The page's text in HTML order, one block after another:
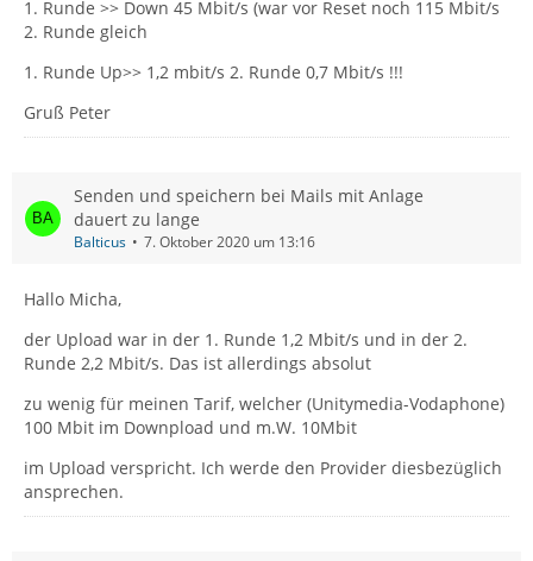
1. Runde >> Down 45 Mbit/s (war vor Reset noch 115 Mbit/s
2. Runde gleich
1. Runde Up>> 1,2 mbit/s 2. Runde 0,7 Mbit/s !!!
Gruß Peter
Senden und speichern bei Mails mit Anlage
dauert zu lange
Balticus 7. Oktober 2020 um 13:16
Hallo Micha,
der Upload war in der 1. Runde 1,2 Mbit/s und in der 2.
Runde 2,2 Mbit/s. Das ist allerdings absolut
zu wenig für meinen Tarif, welcher (Unitymedia-Vodaphone)
100 Mbit im Downpload und m.W. 10Mbit
im Upload verspricht. Ich werde den Provider diesbezüglich
ansprechen.